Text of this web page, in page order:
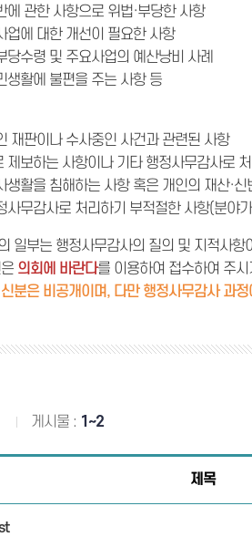
에 관한 사항으로 위법·부당한 사항
업에 대한 개선이 필요한 사항
당수령 및 주요사업의 예산낭비 사례
생활에 불편을 주는 사항 등
재판이나 수사중인 사건과 관련된 사항
제보하는 사항이나 기타 행정사무감사로
생활을 침해하는 사항 혹은 개인의 재산·
사무감사로 처리하기 부적절한 사항(분야
일부는 행정사무감사의 질의 및 지적사항
의회에 바란다를 이용하여 접수하여 주시
분은 비공개이며, 다만 행정사무감사 과
게시물 : 1~2
제목